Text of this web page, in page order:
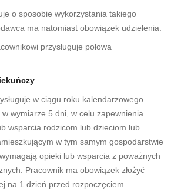
o sposobie wykorzystania takiego
ma natomiast obowiązek udzielenia.
przysługuje połowa
w ciągu roku kalendarzowego
wymiarze 5 dni, w celu zapewnienia
wsparcia rodzicom lub dzieciom lub
w tym samym gospodarstwie
opieki lub wsparcia z poważnych
Pracownik ma obowiązek złożyć
na 1 dzień przed rozpoczęciem